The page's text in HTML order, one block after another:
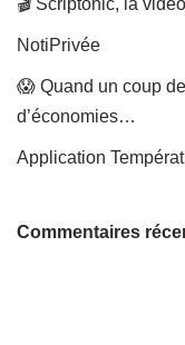
NotiPrivée
😱 Quand un coup
d’économies…
Application
Commentaires